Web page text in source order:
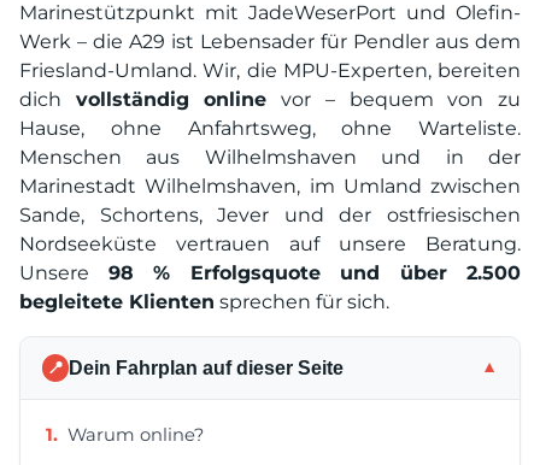
Marinestützpunkt mit JadeWeserPort und Olefin-
Werk – die A29 ist Lebensader für Pendler aus dem
Friesland-Umland. Wir, die MPU-Experten, bereiten
dich vollständig online vor – bequem von zu
Hause, ohne Anfahrtsweg, ohne Warteliste.
Menschen aus Wilhelmshaven und in der
Marinestadt Wilhelmshaven, im Umland zwischen
Sande, Schortens, Jever und der ostfriesischen
Nordseeküste vertrauen auf unsere Beratung.
Unsere 98 % Erfolgsquote und über 2.500
begleitete Klienten sprechen für sich.
📍 Dein Fahrplan auf dieser Seite ▼
Warum online?